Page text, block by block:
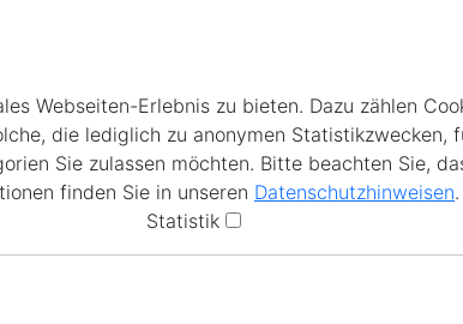
Webseiten-Erlebnis zu bieten. Dazu zählen
die lediglich zu anonymen
Sie zulassen möchten. Bitte beachten Sie,
finden Sie in unseren Datenschutzhinweisen.
Statistik